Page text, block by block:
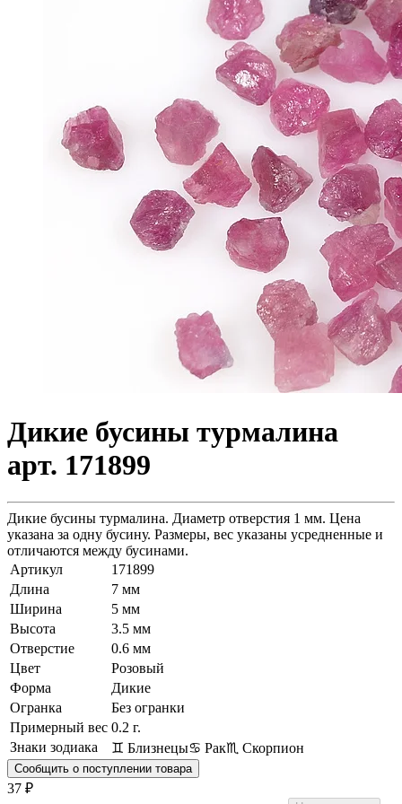
Дикие бусины турмалина
арт. 171899
Дикие бусины турмалина. Диаметр отверстия 1 мм. Цена
указана за одну бусину. Размеры, вес указаны усредненные и
отличаются между бусинами.
Артикул
171899
Длина
7 мм
Ширина
5 мм
Высота
3.5 мм
Отверстие
0.6 мм
Цвет
Розовый
Форма
Дикие
Огранка
Без огранки
Примерный вес 0.2 г.
Знаки зодиака
♊ Близнецы♋ Рак♏ Скорпион
Сообщить о поступлении товара
37 ₽